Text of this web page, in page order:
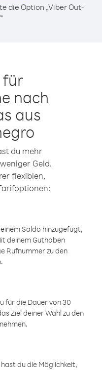
die Option „Viber Out-
für
nach
aus
du mehr
Geld.
flexiblen,
Saldo hinzugefügt,
deinem Guthaben
Rufnummer zu den
für die Dauer von 30
Ziel deiner Wahl zu den
du die Möglichkeit,